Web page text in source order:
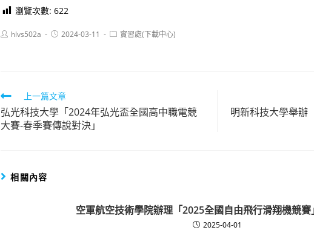
瀏覽次數: 622
Posthlvs502a
Post2024-03-11
Post實習處(下載中心)
Read
more
articles
上一篇文章
弘光科技大學「2024年弘光盃全國高中職電競
大賽-春季賽傳說對決」
明新科技大學舉辦
相關內容
空軍航空技術學院辦理「2025全國自由飛行滑翔機競
2025-04-01